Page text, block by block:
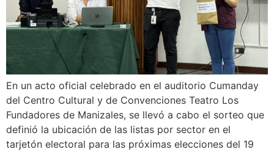
En un acto oficial celebrado en el auditorio Cumanday
del Centro Cultural y de Convenciones Teatro Los
Fundadores de Manizales, se llevó a cabo el sorteo que
definió la ubicación de las listas por sector en el
tarjetón electoral para las próximas elecciones del 19